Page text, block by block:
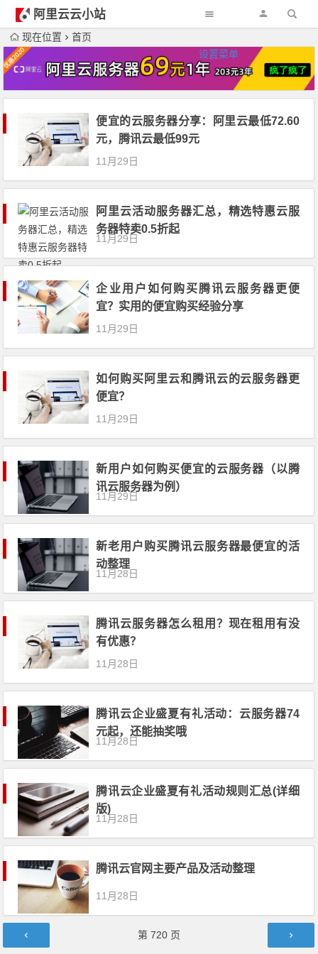
阿里云云小站
设置菜单
现在位置 首页
便宜的云服务器分享：阿里云最低72.60
元，腾讯云最低99元
11月29日
阿里云活动服务器汇总，精选特惠云服
务器特卖0.5折起
11月29日
企业用户如何购买腾讯云服务器更便
宜？实用的便宜购买经验分享
11月29日
如何购买阿里云和腾讯云的云服务器更
便宜？
11月29日
新用户如何购买便宜的云服务器（以腾
讯云服务器为例）
11月29日
新老用户购买腾讯云服务器最便宜的活
动整理
11月28日
腾讯云服务器怎么租用？现在租用有没
有优惠？
11月28日
腾讯云企业盛夏有礼活动：云服务器74
元起，还能抽奖哦
11月28日
腾讯云企业盛夏有礼活动规则汇总(详细
版)
11月28日
腾讯云官网主要产品及活动整理
11月28日
文章导航 第 720页